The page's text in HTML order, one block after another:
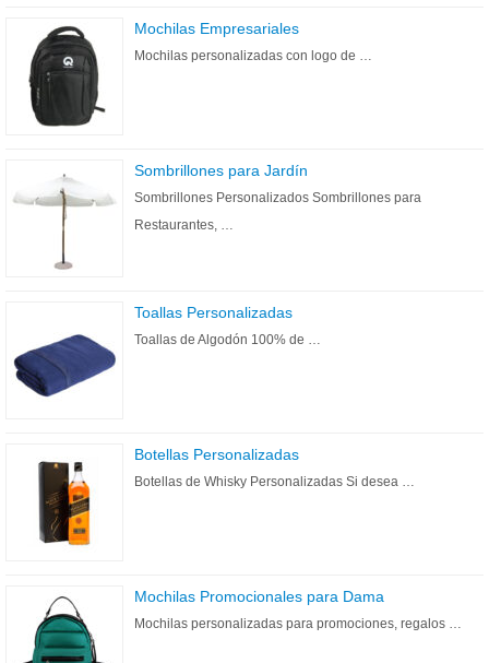
Mochilas Empresariales
Mochilas personalizadas con logo de …
Sombrillones para Jardín
Sombrillones Personalizados Sombrillones para
Restaurantes, …
Toallas Personalizadas
Toallas de Algodón 100% de …
Botellas Personalizadas
Botellas de Whisky Personalizadas Si desea …
Mochilas Promocionales para Dama
Mochilas personalizadas para promociones, regalos …